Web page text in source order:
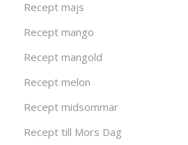
Recept majs
Recept mango
Recept mangold
Recept melon
Recept midsommar
Recept till Mors Dag